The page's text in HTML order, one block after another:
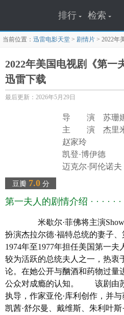
排行 检索
当前位置： 迅雷电影天堂 > 剧情片 > 2022年
2022年美国电视剧《第一
迅雷下载
最后更新：2026年5月29日
豆瓣 7.0分
导 演 苏珊娜
主 演 杰里米
赵家玲
凯登·博伊德
迈克尔·阿伦诺夫
朱迪·格雷尔
雷吉娜·泰勒
阿雅·卡什
艾比·格洛弗
艾希礼·勒孔特·
阿尔洛·默茨
克里·杜瓦尔
杰基·厄尔·哈利
第一夫人的剧情介绍 · · · · · ·
米歇尔·菲佛将主演
扮演杰拉尔德·福特总统的妻子
1974年至1977年担任美国第一
较为活跃的总统夫人之一，热衷
论。在她公开与酗酒和药物过量
公众对成瘾的认知。 该剧由苏
执导，作家亚伦·库利创作，并
凯茜·舒尔曼、戴维斯、朱利叶斯